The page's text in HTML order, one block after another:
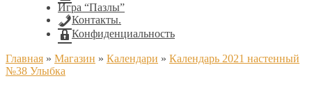
Игра “Пазлы”
Контакты.
Конфиденциальность
Главная » Магазин » Календари » Календарь 2021 настенный
№38 Улыбка